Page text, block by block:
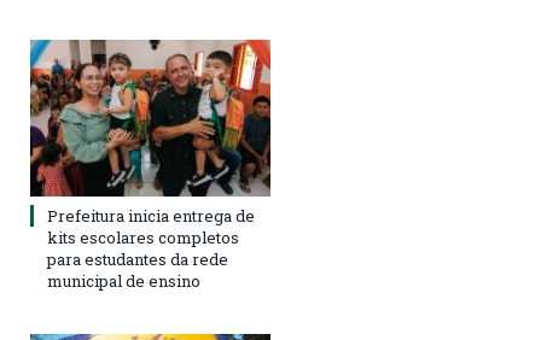
Prefeitura inicia entrega de
kits escolares completos
para estudantes da rede
municipal de ensino